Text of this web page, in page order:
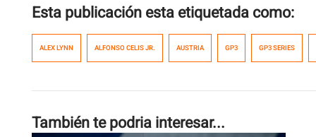
Esta publicación esta etiquetada como:
ALEX LYNN ALFONSO CELIS JR. AUSTRIA GP3 GP3 SERIES
También te podria interesar...